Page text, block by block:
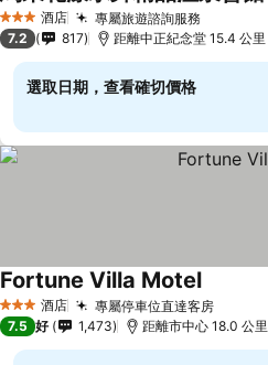
3 星級 酒店 專屬旅遊諮詢服務
7.2 817 距離中正紀念堂 15.4 公里
選取日期，查看確切價格
3 星級 酒店 專屬停車位直達客房
Fortune Villa Motel
7.5 好 1,473 距離市中心 18.0 公里